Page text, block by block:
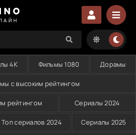
4K Фильмы 1080 Дорамы
с высоким рейтингом
рейтингом Сериалы 2024
Топ сериалов 2024 Сериалы 2025